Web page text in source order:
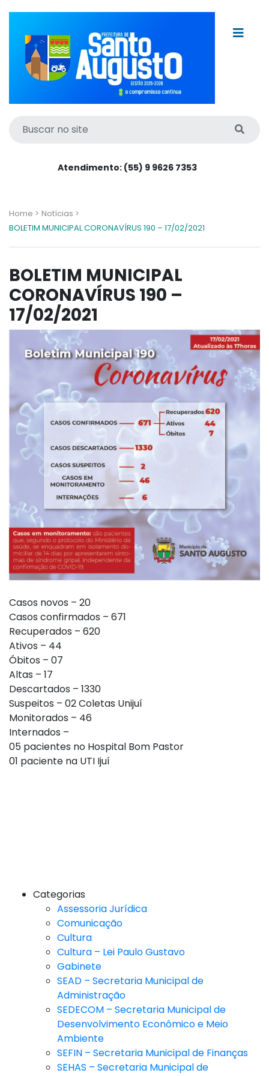
Atendimento: (55) 9 9626 7353
Home > Notícias >
BOLETIM MUNICIPAL CORONAVÍRUS 190 – 17/02/2021
BOLETIM MUNICIPAL
CORONAVÍRUS 190 –
17/02/2021
Casos novos – 20
Casos confirmados – 671
Recuperados – 620
Ativos – 44
Óbitos – 07
Altas – 17
Descartados – 1330
Suspeitos – 02 Coletas Unijuí
Monitorados – 46
Internados –
05 pacientes no Hospital Bom Pastor
01 paciente na UTI Ijuí
Categorias
Assessoria Jurídica
Comunicação
Cultura
Cultura – Lei Paulo Gustavo
Gabinete
SEAD – Secretaria Municipal de
Administração
SEDECOM – Secretaria Municipal de
Desenvolvimento Econômico e Meio
Ambiente
SEFIN – Secretaria Municipal de Finanças
SEHAS – Secretaria Municipal de